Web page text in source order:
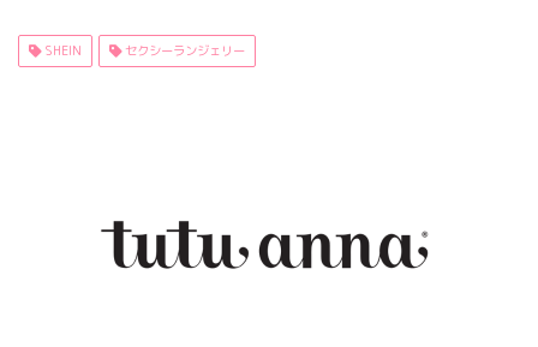
SHEIN セクシーランジェリー